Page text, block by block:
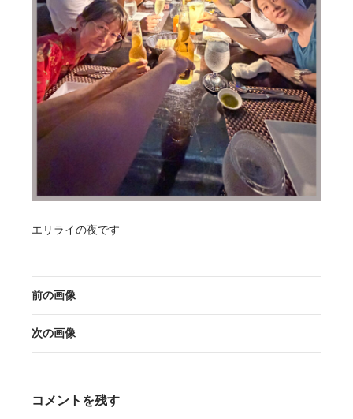
エリライの夜です
前の画像
次の画像
コメントを残す